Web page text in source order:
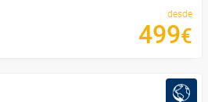
desde
499€